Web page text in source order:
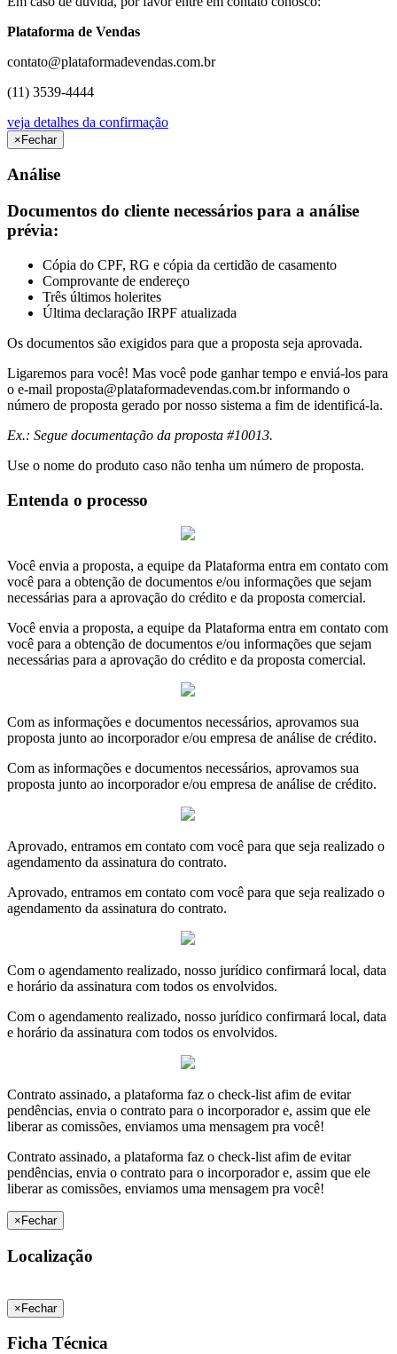
Plataforma de Vendas
contato@plataformadevendas.com.br
(11) 3539-4444
veja detalhes da confirmação
×Fechar
Análise
Documentos do cliente necessários para a análise
prévia:
Cópia do CPF, RG e cópia da certidão de casamento
Comprovante de endereço
Três últimos holerites
Última declaração IRPF atualizada
Os documentos são exigidos para que a proposta seja aprovada.
Ligaremos para você! Mas você pode ganhar tempo e enviá-los para
o e-mail proposta@plataformadevendas.com.brinformando o
número de proposta gerado por nosso sistema a fim de identificá-la.
Ex.: Segue documentação da proposta #10013.
Use o nome do produto caso não tenha um número de proposta.
Entenda o processo
Você envia a proposta, a equipe da Plataforma entra em contato com
você para a obtenção de documentos e/ou informações que sejam
necessárias para a aprovação do crédito e da proposta comercial.
Você envia a proposta, a equipe da Plataforma entra em contato com
você para a obtenção de documentos e/ou informações que sejam
necessárias para a aprovação do crédito e da proposta comercial.
Com as informações e documentos necessários, aprovamos sua
proposta junto ao incorporador e/ou empresa de análise de crédito.
Com as informações e documentos necessários, aprovamos sua
proposta junto ao incorporador e/ou empresa de análise de crédito.
Aprovado, entramos em contato com você para que seja realizado o
agendamento da assinatura do contrato.
Aprovado, entramos em contato com você para que seja realizado o
agendamento da assinatura do contrato.
Com o agendamento realizado, nosso jurídico confirmará local, data
e horário da assinatura com todos os envolvidos.
Com o agendamento realizado, nosso jurídico confirmará local, data
e horário da assinatura com todos os envolvidos.
Contrato assinado, a plataforma faz o check-list afim de evitar
pendências, envia o contrato para o incorporador e, assim que ele
liberar as comissões, enviamos uma mensagem pra você!
Contrato assinado, a plataforma faz o check-list afim de evitar
pendências, envia o contrato para o incorporador e, assim que ele
liberar as comissões, enviamos uma mensagem pra você!
× Fechar
Localização
×Fechar
Ficha Técnica